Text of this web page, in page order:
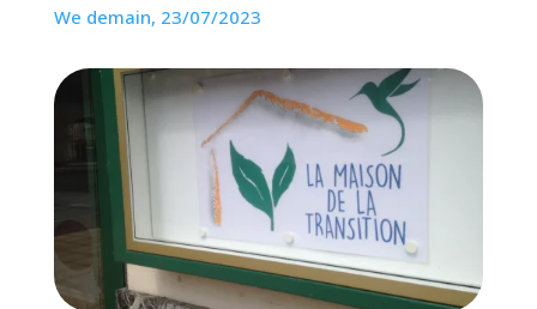
We demain, 23/07/2023